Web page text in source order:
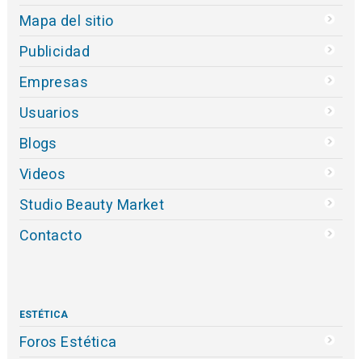
Mapa del sitio
Publicidad
Empresas
Usuarios
Blogs
Videos
Studio Beauty Market
Contacto
ESTÉTICA
Foros Estética